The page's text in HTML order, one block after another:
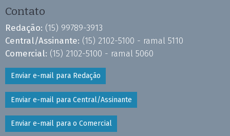
Contato
Redação: (15) 99789-3913
Central/Assinante: (15) 2102-5100 - ramal 5110
Comercial: (15) 2102-5100 - ramal 5060
Enviar e-mail para Redação
Enviar e-mail para Central/Assinante
Enviar e-mail para o Comercial